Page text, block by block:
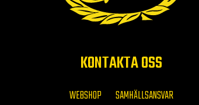
KONTAKTA OSS
WEBSHOP SAMHÄLLSANSVAR